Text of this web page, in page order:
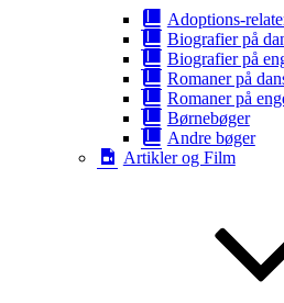
Adoptions-
Biografier på
Biografier på
Romaner på
Romaner på
Børnebøger
Andre bøger
Artikler og Film